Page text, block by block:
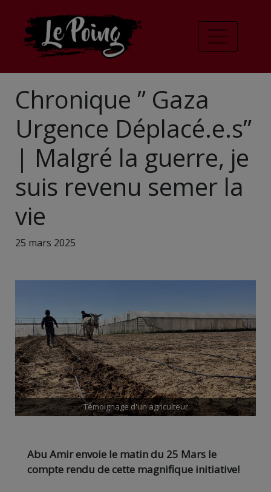
Chronique ” Gaza
Urgence Déplacé.e.s”
| Malgré la guerre, je
suis revenu semer la
vie
25 mars 2025
Témoignage d'un agriculteur
Abu Amir envoie le matin du 25 Mars le
compte rendu de cette magnifique initiative!